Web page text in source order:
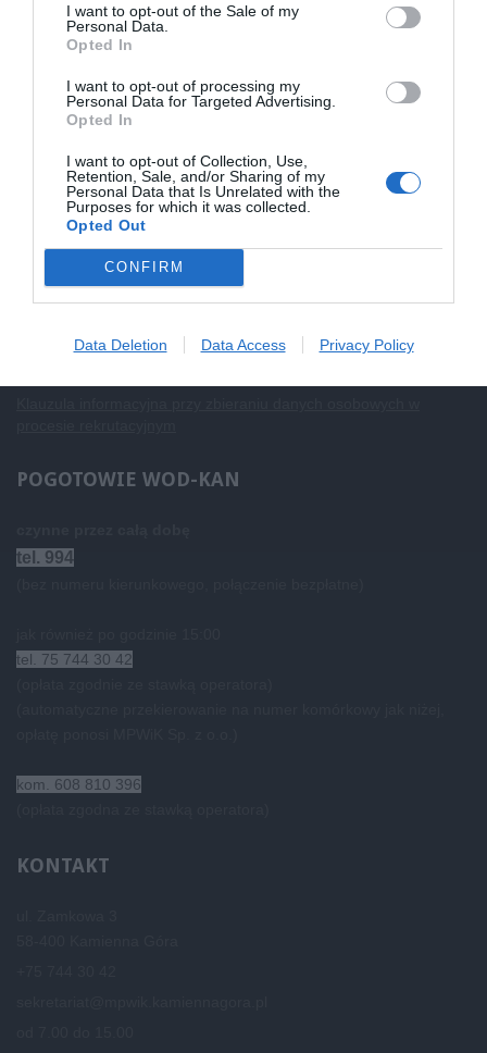
I want to opt-out of the Sale of my
Personal Data.
Opted In
I want to opt-out of processing my
Personal Data for Targeted Advertising.
Opted In
I want to opt-out of Collection, Use,
Retention, Sale, and/or Sharing of my
Personal Data that Is Unrelated with the
Purposes for which it was collected.
Opted Out
CONFIRM
Data Deletion Data Access Privacy Policy
FIlm o MPWiK
Polityka plików cookies
Klauzula informacyjna - monitoring wizyjny
Deklaracja dostępności
POGOTOWIE WOD-KAN
tel. 994
tel. 75 744 30 42
kom. 608 810 396
KONTAKT